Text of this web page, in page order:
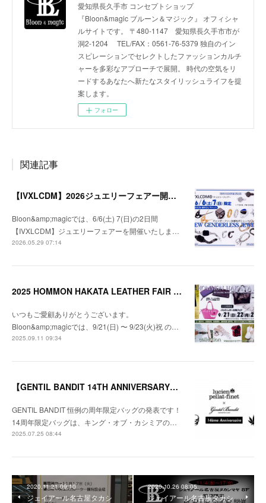
愛知県長久手市 コンセプトショップ
『Bloon&magic ブルーン＆マジック』 オフィシャ
ルサイトです。 〒480-1147 愛知県長久手市市が
洞2-1204 TEL/FAX：0561-76-5379 独自のイン
スピレーションでセレクトしたファッションカルチ
ャーを多彩なアプローチで展開。 時代の空気をリ
ードするあなたへ新たなスタイリッシュライフを提
案します。
フォロー
関連記事
【IVXLCDM】2026ジュエリーフェアー開催のお知らせ
Bloon&amp;magicでは、6/6(土) 7(日)の2日間
【IVXLCDM】ジュエリーフェアーを開催いたしま…
2026.05.29 07:14
2025 HOMMON HAKATA LEATHER FAIR 開催のお知らせ
いつもご愛顧ありがとうございます。
Bloon&amp;magicでは、9/21(日) 〜 9/23(火)祝 の…
2025.09.11 09:34
【GENTIL BANDIT 14TH ANNIVERSARY】限定バッグ発売のお知らせ
GENTIL BANDIT 恒例の周年限定バッグの発表です！
14周年限定バッグは、キング・オブ・カシミアの…
2025.07.25 08:44
2020.11.21 09:10
ジェイアール名古屋タカシ
2020.10.26 08:05
ジェイアール名古屋タカシ